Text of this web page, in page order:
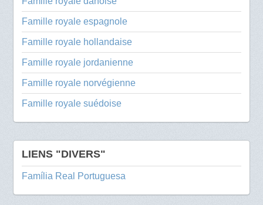
Famille royale espagnole
Famille royale hollandaise
Famille royale jordanienne
Famille royale norvégienne
Famille royale suédoise
LIENS "DIVERS"
Família Real Portuguesa